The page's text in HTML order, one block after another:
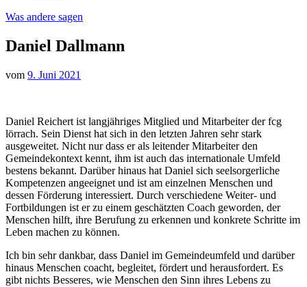
Was andere sagen
Daniel Dallmann
vom 9. Juni 2021
Daniel Reichert ist langjähriges Mitglied und Mitarbeiter der fcg
lörrach. Sein Dienst hat sich in den letzten Jahren sehr stark
ausgeweitet. Nicht nur dass er als leitender Mitarbeiter den
Gemeindekontext kennt, ihm ist auch das internationale Umfeld
bestens bekannt. Darüber hinaus hat Daniel sich seelsorgerliche
Kompetenzen angeeignet und ist am einzelnen Menschen und
dessen Förderung interessiert. Durch verschiedene Weiter- und
Fortbildungen ist er zu einem geschätzten Coach geworden, der
Menschen hilft, ihre Berufung zu erkennen und konkrete Schritte im
Leben machen zu können.
Ich bin sehr dankbar, dass Daniel im Gemeindeumfeld und darüber
hinaus Menschen coacht, begleitet, fördert und herausfordert. Es
gibt nichts Besseres, wie Menschen den Sinn ihres Lebens zu